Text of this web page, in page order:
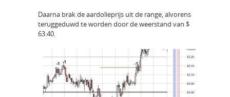
Daarna brak de aardolieprijs uit de range, alvorens
teruggeduwd te worden door de weerstand van $
63.40.